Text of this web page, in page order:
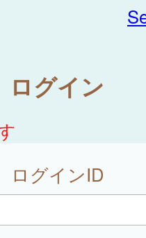
ログイン
ログインID